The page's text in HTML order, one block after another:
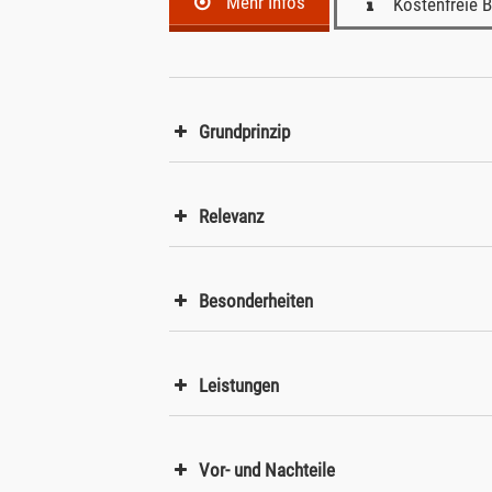
Grundprinzip
Relevanz
Besonderheiten
Leistungen
Vor- und Nachteile